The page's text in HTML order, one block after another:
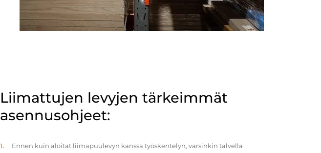
Liimattujen levyjen tärkeimmät
asennusohjeet:
Ennen kuin aloitat liimapuulevyn kanssa työskentelyn, varsinkin talvella